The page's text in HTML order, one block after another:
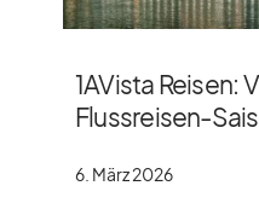
1AVista Reisen:
Flussreisen-
6. März 2026